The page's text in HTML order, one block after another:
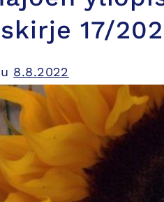
17/
8.8.2022